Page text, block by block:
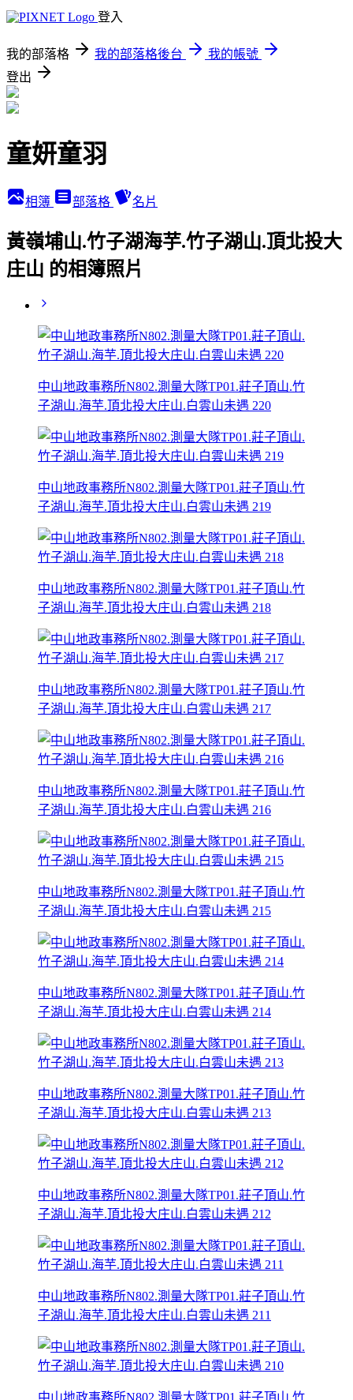
登入
我的部落格 我的部落格後台
我的帳號
登出
童妍童羽
相簿 部落格 名片
黃嶺埔山.竹子湖海芋.竹子湖山.頂北投大
庄山 的相簿照片
中山地政事務所N802.測量大隊TP01.莊子頂山.竹
子湖山.海芋.頂北投大庄山.白雲山未遇 220
中山地政事務所N802.測量大隊TP01.莊子頂山.竹
子湖山.海芋.頂北投大庄山.白雲山未遇 219
中山地政事務所N802.測量大隊TP01.莊子頂山.竹
子湖山.海芋.頂北投大庄山.白雲山未遇 218
中山地政事務所N802.測量大隊TP01.莊子頂山.竹
子湖山.海芋.頂北投大庄山.白雲山未遇 217
中山地政事務所N802.測量大隊TP01.莊子頂山.竹
子湖山.海芋.頂北投大庄山.白雲山未遇 216
中山地政事務所N802.測量大隊TP01.莊子頂山.竹
子湖山.海芋.頂北投大庄山.白雲山未遇 215
中山地政事務所N802.測量大隊TP01.莊子頂山.竹
子湖山.海芋.頂北投大庄山.白雲山未遇 214
中山地政事務所N802.測量大隊TP01.莊子頂山.竹
子湖山.海芋.頂北投大庄山.白雲山未遇 213
中山地政事務所N802.測量大隊TP01.莊子頂山.竹
子湖山.海芋.頂北投大庄山.白雲山未遇 212
中山地政事務所N802.測量大隊TP01.莊子頂山.竹
子湖山.海芋.頂北投大庄山.白雲山未遇 211
中山地政事務所N802.測量大隊TP01.莊子頂山.竹